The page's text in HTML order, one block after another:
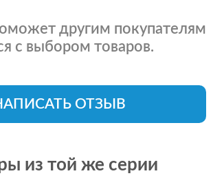
другим покупателям
с выбором товаров.
ОТЗЫВ
из той же серии